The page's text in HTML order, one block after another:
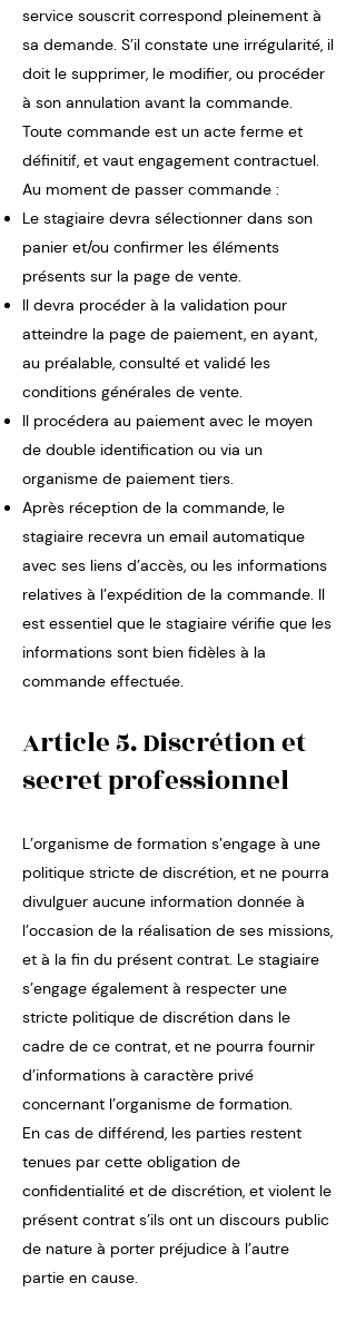
service souscrit correspond pleinement à
sa demande. S’il constate une irrégularité, il
doit le supprimer, le modifier, ou procéder
à son annulation avant la commande.
Toute commande est un acte ferme et
définitif, et vaut engagement contractuel.
Au moment de passer commande :
Le stagiaire devra sélectionner dans son
panier et/ou confirmer les éléments
présents sur la page de vente.
Il devra procéder à la validation pour
atteindre la page de paiement, en ayant,
au préalable, consulté et validé les
conditions générales de vente.
Il procédera au paiement avec le moyen
de double identification ou via un
organisme de paiement tiers.
Après réception de la commande, le
stagiaire recevra un email automatique
avec ses liens d’accès, ou les informations
relatives à l’expédition de la commande. Il
est essentiel que le stagiaire vérifie que les
informations sont bien fidèles à la
commande effectuée.
Article 5. Discrétion et
secret professionnel
L’organisme de formation s’engage à une
politique stricte de discrétion, et ne pourra
divulguer aucune information donnée à
l’occasion de la réalisation de ses missions,
et à la fin du présent contrat. Le stagiaire
s’engage également à respecter une
stricte politique de discrétion dans le
cadre de ce contrat, et ne pourra fournir
d’informations à caractère privé
concernant l’organisme de formation.
En cas de différend, les parties restent
tenues par cette obligation de
confidentialité et de discrétion, et violent le
présent contrat s’ils ont un discours public
de nature à porter préjudice à l’autre
partie en cause.